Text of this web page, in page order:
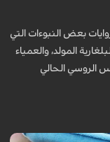
بعض النبوءات التي
المولد، والعمياء
الروسي الحالي